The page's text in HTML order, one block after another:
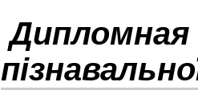
Дипломная